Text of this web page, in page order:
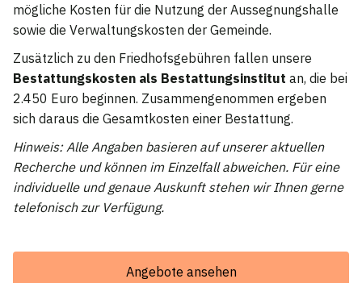
mögliche Kosten für die Nutzung der Aussegnungshalle
sowie die Verwaltungskosten der Gemeinde.
Zusätzlich zu den Friedhofsgebühren fallen unsere
Bestattungskosten als Bestattungsinstitut an, die bei
2.450 Euro beginnen. Zusammengenommen ergeben
sich daraus die Gesamtkosten einer Bestattung.
Hinweis: Alle Angaben basieren auf unserer aktuellen
Recherche und können im Einzelfall abweichen. Für eine
individuelle und genaue Auskunft stehen wir Ihnen gerne
telefonisch zur Verfügung.
Angebote ansehen